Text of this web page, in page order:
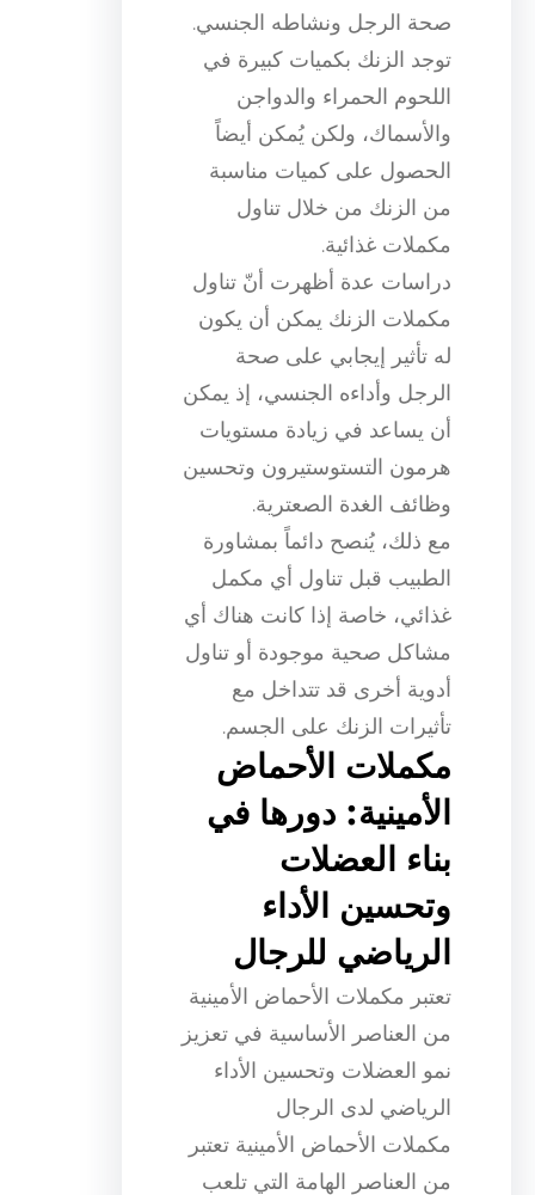
صحة الرجل ونشاطه الجنسي.
توجد الزنك بكميات كبيرة في
اللحوم الحمراء والدواجن
والأسماك، ولكن يُمكن أيضاً
الحصول على كميات مناسبة
من الزنك من خلال تناول
مكملات غذائية.
دراسات عدة أظهرت أنّ تناول
مكملات الزنك يمكن أن يكون
له تأثير إيجابي على صحة
الرجل وأداءه الجنسي، إذ يمكن
أن يساعد في زيادة مستويات
هرمون التستوستيرون وتحسين
وظائف الغدة الصعترية.
مع ذلك، يُنصح دائماً بمشاورة
الطبيب قبل تناول أي مكمل
غذائي، خاصة إذا كانت هناك أي
مشاكل صحية موجودة أو تناول
أدوية أخرى قد تتداخل مع
تأثيرات الزنك على الجسم.
مكملات الأحماض
الأمينية: دورها في
بناء العضلات
وتحسين الأداء
الرياضي للرجال
تعتبر مكملات الأحماض الأمينية
من العناصر الأساسية في تعزيز
نمو العضلات وتحسين الأداء
الرياضي لدى الرجال
مكملات الأحماض الأمينية تعتبر
من العناصر الهامة التي تلعب